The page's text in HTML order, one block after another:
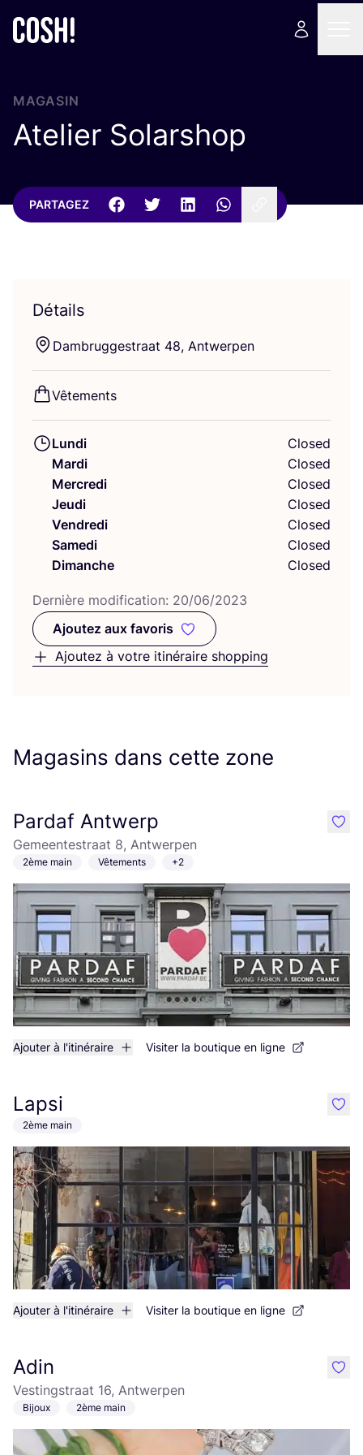
MAGASIN
Atelier Solarshop
PARTAGEZ
Détails
Dam­brug­ges­traat 48, Antwerpen
Vête­ments
Lundi
Closed
Mardi
Closed
Mercredi
Closed
Jeudi
Closed
Vendredi
Closed
Samedi
Closed
Dimanche
Closed
Der­nière modi­fi­ca­tion: 20/06/2023
Ajoutez aux favoris
Ajoutez aux favoris
Ajoutez à votre itinéraire shopping
Magasins dans cette zone
Pardaf Antwerp
Gemeentestraat 8, Antwerpen
2ème main Vêtements +2
Ajouter à l'itinéraire Visiter la boutique en ligne
like
Lapsi
2ème main
Ajouter à l'itinéraire Visiter la boutique en ligne
like
Adin
Vestingstraat 16, Antwerpen
Bijoux 2ème main
like